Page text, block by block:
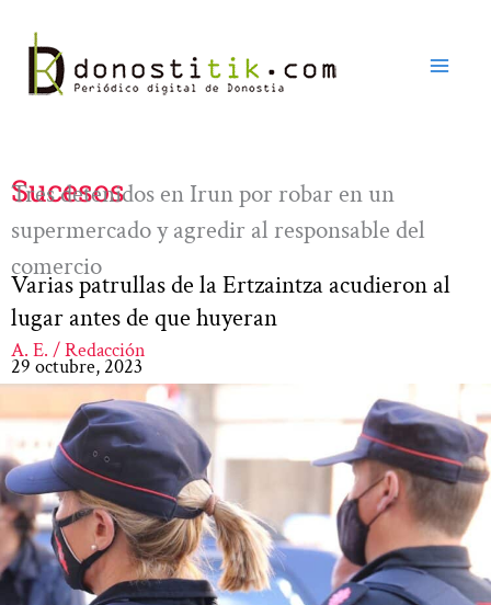
contenido
Sucesos
Tres detenidos en Irun por robar en un
supermercado y agredir al responsable del
comercio
Varias patrullas de la Ertzaintza acudieron al
lugar antes de que huyeran
A. E. / Redacción
29 octubre, 2023